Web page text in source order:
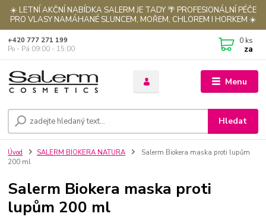
☀️ LETNÍ AKČNÍ NABÍDKA SALERM JE TADY 🌴 PROFESIONÁLNÍ PÉČE
PRO VLASY NAMÁHANÉ SLUNCEM, MOŘEM, CHLOREM I HORKEM ☀️
Menu
Hledat
+420 777 271 199
Po - Pá 09:00 - 15:00
0 ks
za
Úvod SALERM BIOKERA NATURA
Salerm Biokera maska proti lupům
200 ml
Salerm Biokera maska proti
lupům 200 ml